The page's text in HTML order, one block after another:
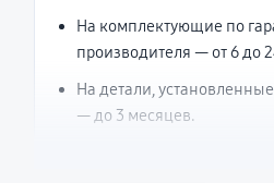
На комплектующие по
производителя — от 6 до
На детали,
— до 3 месяцев.